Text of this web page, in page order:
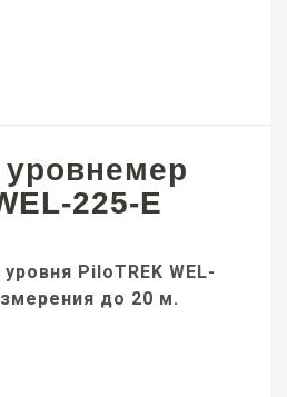
225-E
PiloTREK WEL-
до 20 м.